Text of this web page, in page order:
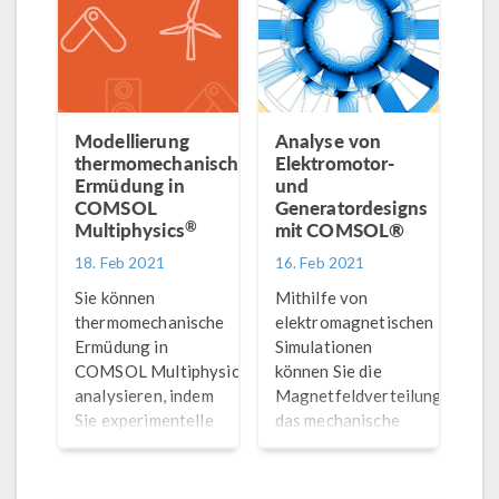
Strahlung in Ihren
Wärmetransportmodellen
berücksichtigen?
die Maschine und
die umgebende
Luft.
Modellierung
thermomechanischer
Ermüdung in
COMSOL
Multiphysics®
18. Feb 2021
Sie können
thermomechanische
Ermüdung in
COMSOL Multiphysics
analysieren, indem
Sie experimentelle
Daten aus
Analyse von
Elektromotor-
und
Generatordesigns
mit COMSOL®
16. Feb 2021
Mithilfe von
elektromagnetischen
Simulationen
können Sie die
Magnetfeldverteilung,
das mechanische
Drehmoment sowie